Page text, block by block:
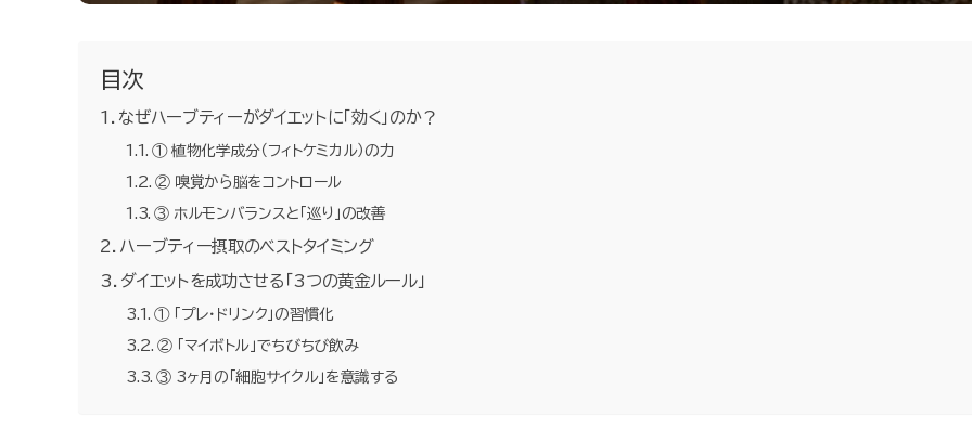
目次
なぜハーブティーがダイエットに「効く」のか？
① 植物化学成分（フィトケミカル）の力
② 嗅覚から脳をコントロール
③ ホルモンバランスと「巡り」の改善
ハーブティー摂取のベストタイミング
ダイエットを成功させる「3つの黄金ルール」
① 「プレ・ドリンク」の習慣化
② 「マイボトル」でちびちび飲み
③ 3ヶ月の「細胞サイクル」を意識する